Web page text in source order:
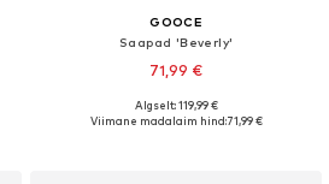
GOOCE
Saapad 'Beverly'
71,99 €
Algselt: 119,99 €
Viimane madalaim hind:71,99 €